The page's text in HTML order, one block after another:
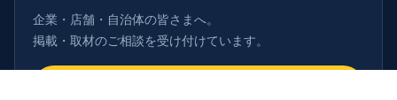
企業・店舗・自治体の皆さまへ。
掲載・取材のご相談を受け付けています。